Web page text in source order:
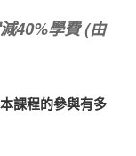
40%學費 (由
課程的參與有多